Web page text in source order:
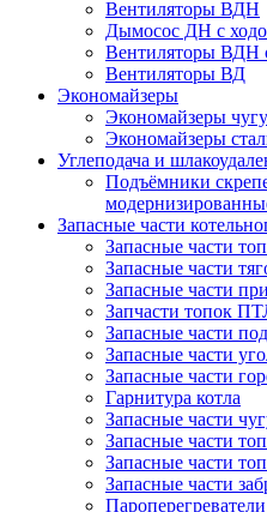
Вентиляторы ВДН
Дымосос ДН с
Вентиляторы ВДН
Вентиляторы ВД
Экономайзеры
Экономайзеры
Экономайзеры
Углеподача и
Подъёмники
Запасные части
Запасные части
Запасные части
Запасные части
Запчасти топок
Запасные части
Запасные части
Запасные части
Гарнитура котла
Запасные части
Запасные части
Запасные части
Запасные части